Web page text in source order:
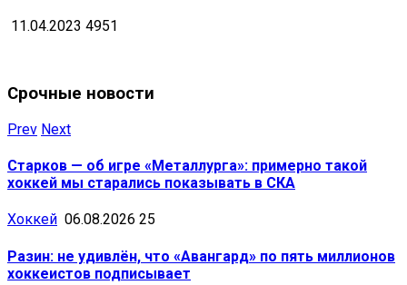
11.04.2023 4951
Срочные новости
Prev Next
Старков — об игре «Металлурга»: примерно такой
хоккей мы старались показывать в СКА
Хоккей 06.08.2026 25
Разин: не удивлён, что «Авангард» по пять миллионов
хоккеистов подписывает